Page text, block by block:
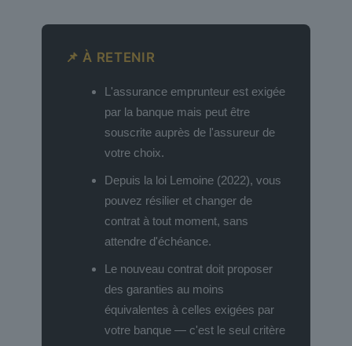
📌 À RETENIR
L'assurance emprunteur est exigée
par la banque mais peut être
souscrite auprès de l'assureur de
votre choix.
Depuis la loi Lemoine (2022), vous
pouvez résilier et changer de
contrat à tout moment, sans
attendre d'échéance.
Le nouveau contrat doit proposer
des garanties au moins
équivalentes à celles exigées par
votre banque — c'est le seul critère